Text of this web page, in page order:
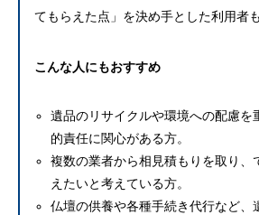
てもらえた点」を決め手とした利用者
こんな人にもおすすめ
遺品のリサイクルや環境への配慮を
的責任に関心がある方。
複数の業者から相見積もりを取り、
えたいと考えている方。
仏壇の供養や各種手続き代行など、